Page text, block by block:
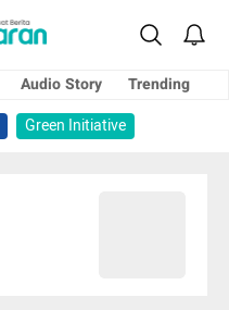
Audio Story
Trending
Green Initiative